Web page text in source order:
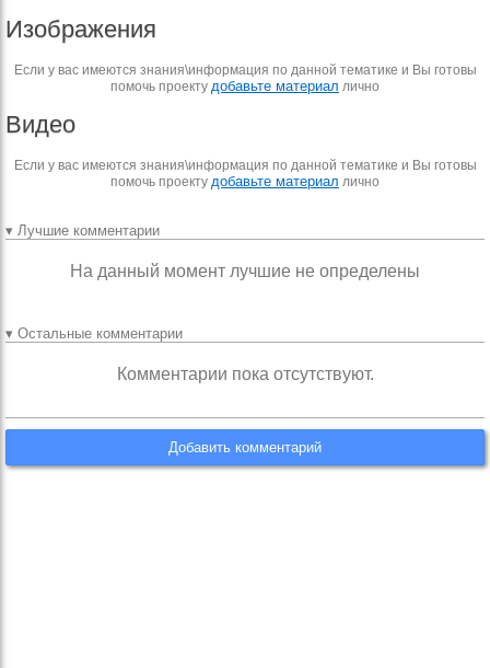
Изображения
Если у вас имеются знания\информация по данной тематике и Вы готовы
помочь проекту добавьте материал лично
Видео
Если у вас имеются знания\информация по данной тематике и Вы готовы
помочь проекту добавьте материал лично
▾ Лучшие комментарии
На данный момент лучшие не определены
▾ Остальные комментарии
Комментарии пока отсутствуют.
Добавить комментарий